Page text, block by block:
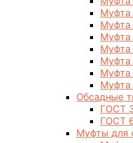
Обсадные
ГОСТ
ГОСТ
Муфты для